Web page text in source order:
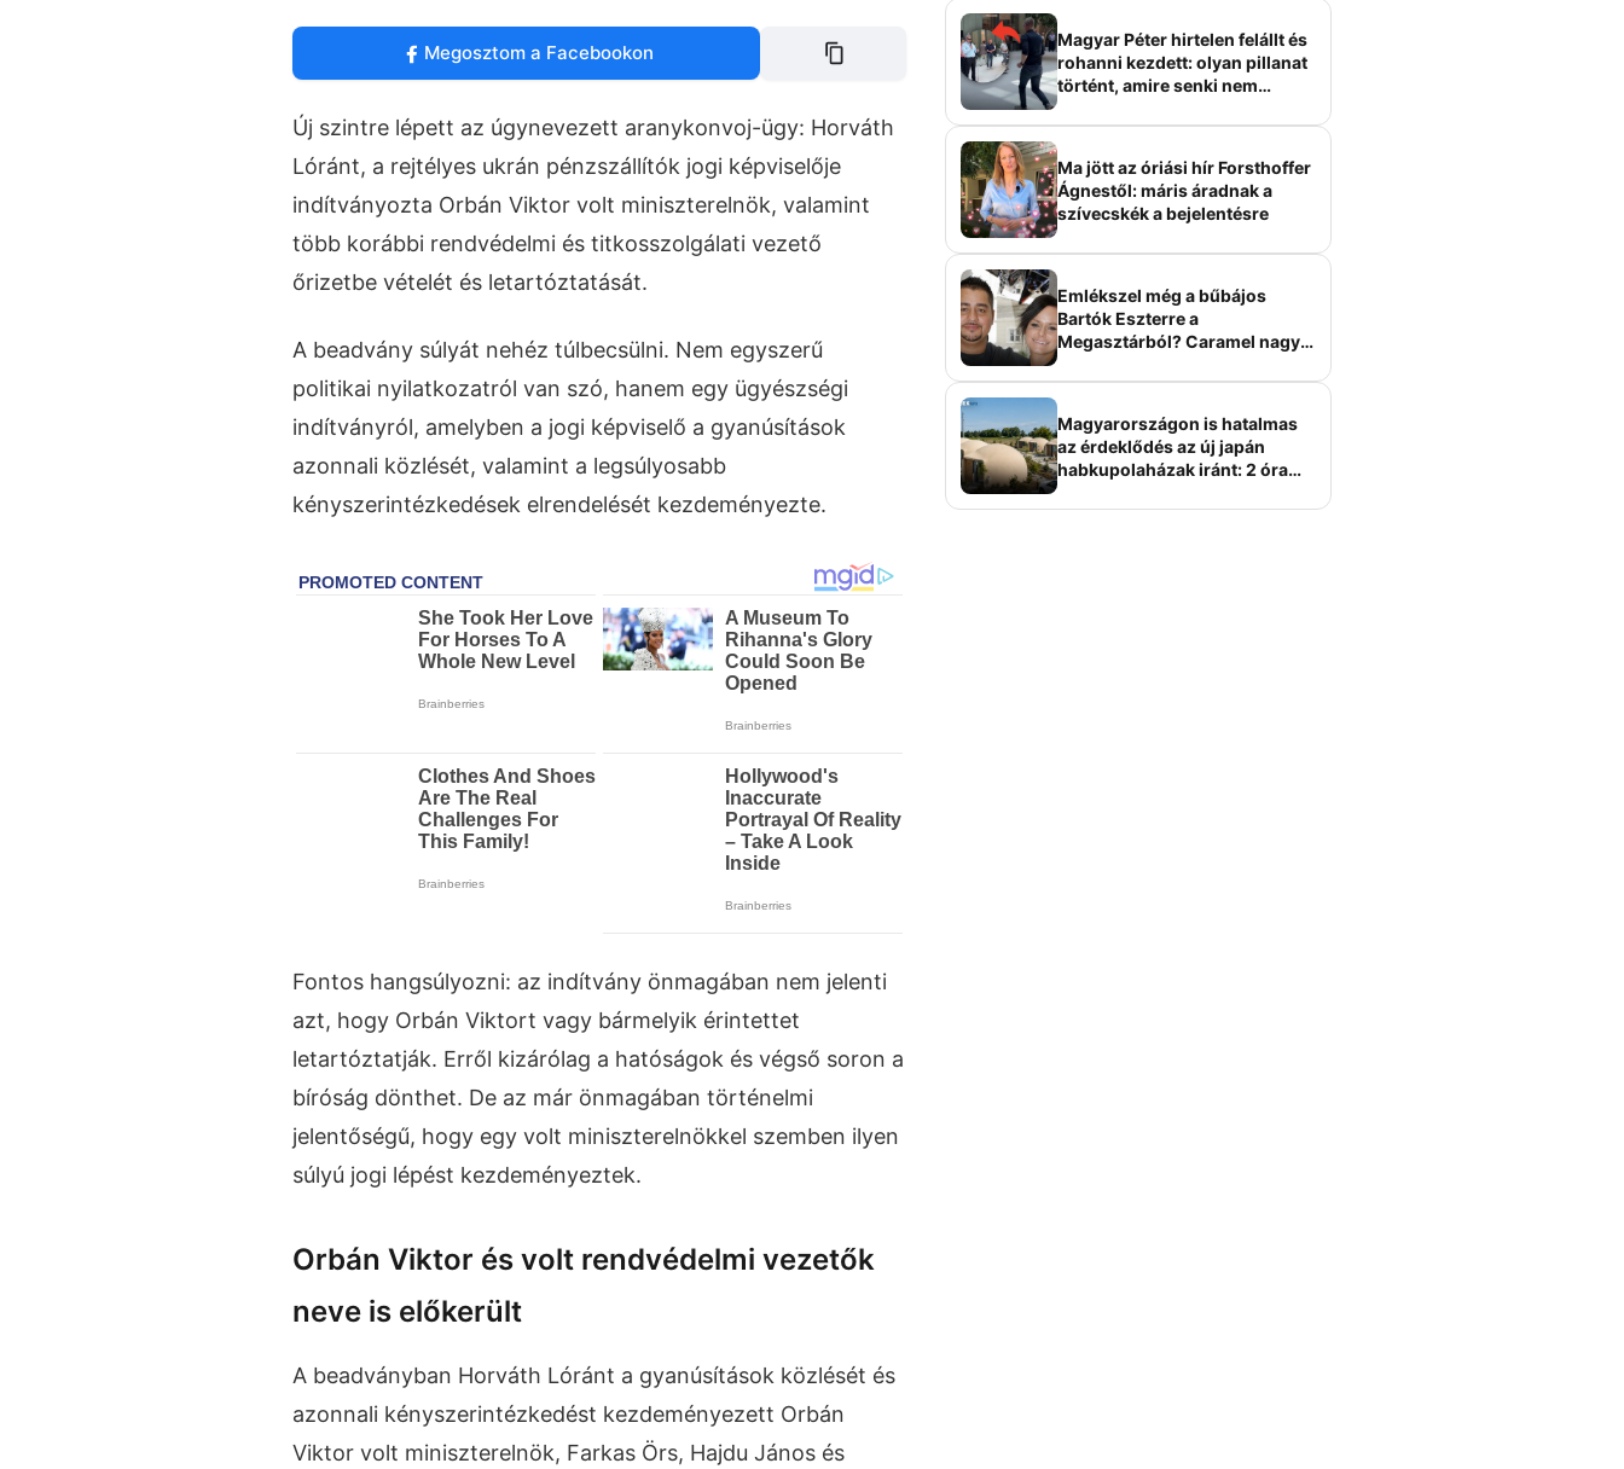
Megosztom a Facebookon
Új szintre lépett az úgynevezett aranykonvoj-ügy: Horváth
Lóránt, a rejtélyes ukrán pénzszállítók jogi képviselője
indítványozta Orbán Viktor volt miniszterelnök, valamint
több korábbi rendvédelmi és titkosszolgálati vezető
őrizetbe vételét és letartóztatását.
A beadvány súlyát nehéz túlbecsülni. Nem egyszerű
politikai nyilatkozatról van szó, hanem egy ügyészségi
indítványról, amelyben a jogi képviselő a gyanúsítások
azonnali közlését, valamint a legsúlyosabb
kényszerintézkedések elrendelését kezdeményezte.
Fontos hangsúlyozni: az indítvány önmagában nem jelenti
azt, hogy Orbán Viktort vagy bármelyik érintettet
letartóztatják. Erről kizárólag a hatóságok és végső soron a
bíróság dönthet. De az már önmagában történelmi
jelentőségű, hogy egy volt miniszterelnökkel szemben ilyen
súlyú jogi lépést kezdeményeztek.
Orbán Viktor és volt rendvédelmi vezetők
neve is előkerült
A beadványban Horváth Lóránt a gyanúsítások közlését és
azonnali kényszerintézkedést kezdeményezett Orbán
Viktor volt miniszterelnök, Farkas Örs, Hajdu János és
Magyar Péter hirtelen felállt és
rohanni kezdett: olyan pillanat
történt, amire senki nem
Ma jött az óriási hír Forsthoffer
Ágnestől: máris áradnak a
szívecskék a bejelentésre
Emlékszel még a bűbájos
Bartók Eszterre a
Megasztárból? Caramel nagy
Magyarországon is hatalmas
az érdeklődés az új japán
habkupolaházak iránt: 2 óra
elképesztő áron hirdetik őket